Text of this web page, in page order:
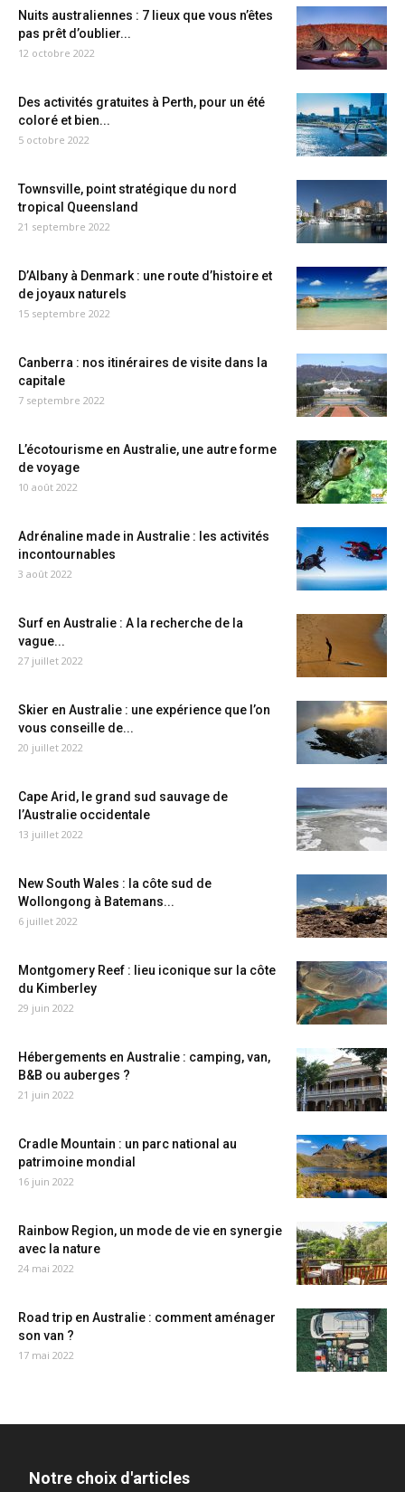
Nuits australiennes : 7 lieux que vous n’êtes
pas prêt d’oublier...
12 octobre 2022
Des activités gratuites à Perth, pour un été
coloré et bien...
5 octobre 2022
Townsville, point stratégique du nord
tropical Queensland
21 septembre 2022
D’Albany à Denmark : une route d’histoire et
de joyaux naturels
15 septembre 2022
Canberra : nos itinéraires de visite dans la
capitale
7 septembre 2022
L’écotourisme en Australie, une autre forme
de voyage
10 août 2022
Adrénaline made in Australie : les activités
incontournables
3 août 2022
Surf en Australie : A la recherche de la
vague...
27 juillet 2022
Skier en Australie : une expérience que l’on
vous conseille de...
20 juillet 2022
Cape Arid, le grand sud sauvage de
l’Australie occidentale
13 juillet 2022
New South Wales : la côte sud de
Wollongong à Batemans...
6 juillet 2022
Montgomery Reef : lieu iconique sur la côte
du Kimberley
29 juin 2022
Hébergements en Australie : camping, van,
B&B ou auberges ?
21 juin 2022
Cradle Mountain : un parc national au
patrimoine mondial
16 juin 2022
Rainbow Region, un mode de vie en synergie
avec la nature
24 mai 2022
Road trip en Australie : comment aménager
son van ?
17 mai 2022
Notre choix d'articles